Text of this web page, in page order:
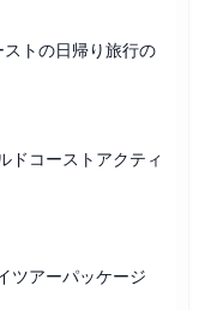
トの日帰り旅行の
ドコーストアクティ
ツアーパッケージ